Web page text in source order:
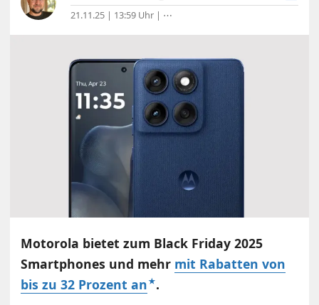
21.11.25 | 13:59 Uhr | ⋯
Motorola bietet zum Black Friday 2025
Smartphones und mehr mit Rabatten von
bis zu 32 Prozent an .